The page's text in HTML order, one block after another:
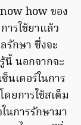
how ของ
รใช้ยาแล้ว
รักษา ซึ่งจะ
นี้ นอกจากจะ
นเตอร์ในการ
ยการใช้สเต็ม
นการรักษามา